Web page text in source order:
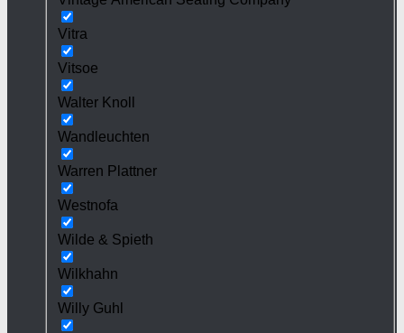
Vitra
Vitsoe
Walter Knoll
Wandleuchten
Warren Plattner
Westnofa
Wilde & Spieth
Wilkhahn
Willy Guhl